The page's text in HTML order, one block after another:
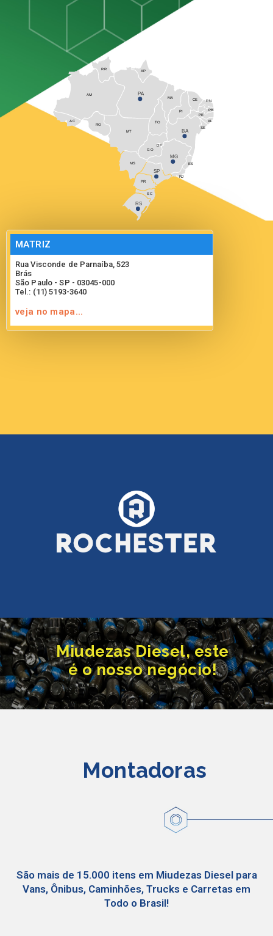
BA
SE
PE
AL
AM PA
MT
RO
AC
AP
RJ
RS
SC
PR
SP
MS
GO
MG
ES
PI
CE
RR
TO
MA
RN
PB
DF
MATRIZ
Rua Visconde de Parnaíba, 523
Brás
São Paulo - SP - 03045-000
Tel.: (11) 5193-3640
veja no mapa...
Miudezas Diesel, este
é o nosso negócio!
Montadoras
São mais de 15.000 itens em Miudezas Diesel para
Vans, Ônibus, Caminhões, Trucks e Carretas em
Todo o Brasil!